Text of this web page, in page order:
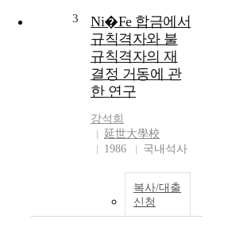
메
모
S
3
Ni�Fe 합금에서
규칙격자와 불
규칙격자의 재
결정 거동에 관
한 연구
강석희
延世大學校
1986
국내석사
복사/대출
신청